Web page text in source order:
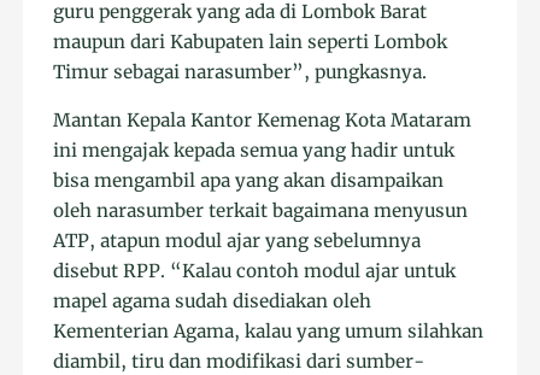
guru penggerak yang ada di Lombok Barat
maupun dari Kabupaten lain seperti Lombok
Timur sebagai narasumber”, pungkasnya.
Mantan Kepala Kantor Kemenag Kota Mataram
ini mengajak kepada semua yang hadir untuk
bisa mengambil apa yang akan disampaikan
oleh narasumber terkait bagaimana menyusun
ATP, atapun modul ajar yang sebelumnya
disebut RPP. “Kalau contoh modul ajar untuk
mapel agama sudah disediakan oleh
Kementerian Agama, kalau yang umum silahkan
diambil, tiru dan modifikasi dari sumber-